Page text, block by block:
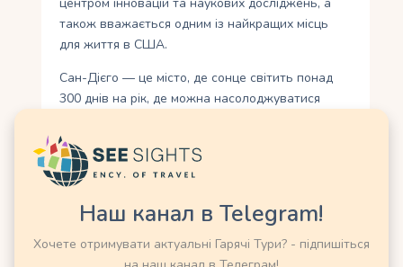
також вважається одним із найкращих місць
для життя в США.
Сан-Дієго — це місто, де сонце світить понад
300 днів на рік, де можна насолоджуватися
багату історію та бути свідком передових
наукових відкриттів. Це місце, яке поєднує
комфорт, різноманітність та динаміку сучасного
мегаполісу, залишаючись при цьому напрочуд
затишним та доброзичливим.
Наш канал в Telegram!
Хочете отримувати актуальні Гарячі Тури? - підпишіться